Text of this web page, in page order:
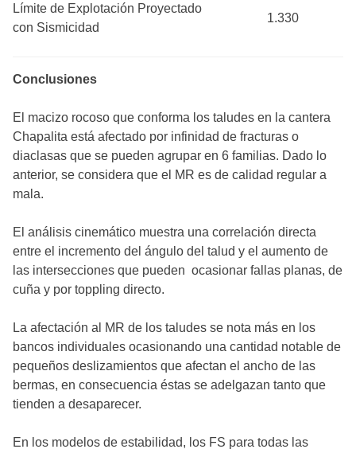
Límite de Explotación Proyectado
con Sismicidad
1.330
Conclusiones
El macizo rocoso que conforma los taludes en la cantera
Chapalita está afectado por infinidad de fracturas o
diaclasas que se pueden agrupar en 6 familias. Dado lo
anterior, se considera que el MR es de calidad regular a
mala.
El análisis cinemático muestra una correlación directa
entre el incremento del ángulo del talud y el aumento de
las intersecciones que pueden ocasionar fallas planas, de
cuña y por toppling directo.
La afectación al MR de los taludes se nota más en los
bancos individuales ocasionando una cantidad notable de
pequeños deslizamientos que afectan el ancho de las
bermas, en consecuencia éstas se adelgazan tanto que
tienden a desaparecer.
En los modelos de estabilidad, los FS para todas las